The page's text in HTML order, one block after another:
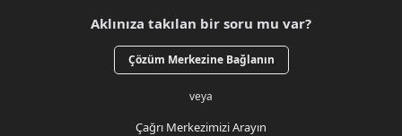
Aklınıza takılan bir soru mu var?
Çözüm Merkezine Bağlanın
veya
Çağrı Merkezimizi Arayın